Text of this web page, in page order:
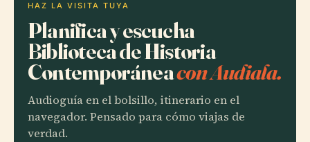
HAZ LA VISITA TUYA
Planifica y escucha
Biblioteca de Historia
Contemporáneacon Audiala.
Audioguía en el bolsillo, itinerario en el
navegador. Pensado para cómo viajas de
verdad.